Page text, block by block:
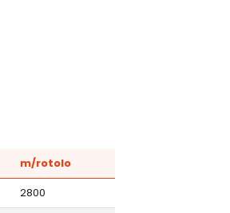
m/rotolo
2800